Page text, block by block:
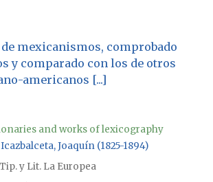
mexicanismos, comprobado
y comparado con los de otros
americanos [...]
and works of lexicography
Joaquín (1825-1894)
y Lit. La Europea